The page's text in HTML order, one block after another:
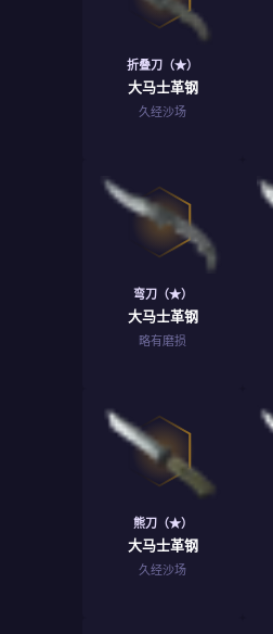
折叠刀（★）
大马士革钢
久经沙场
弯刀（★）
大马士革钢
略有磨损
熊刀（★）
大马士革钢
久经沙场